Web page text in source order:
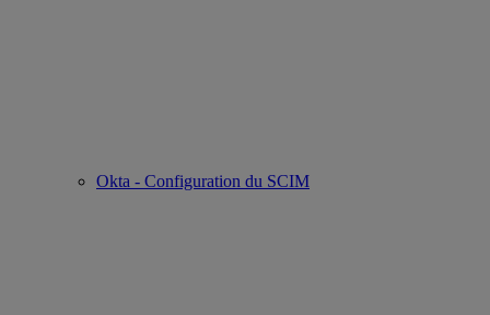
Okta - Configuration du SCIM